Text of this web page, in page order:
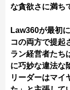
な貪欲さに満ち
Law360が最初
コの両方で提起
ラン経営者たち
に巧妙な違法な
リーダーはマイ